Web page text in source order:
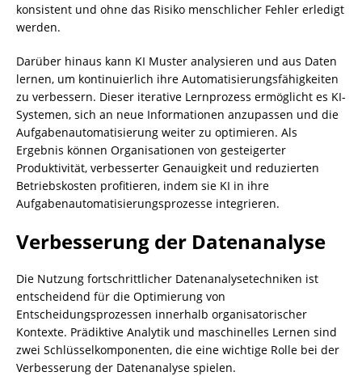
konsistent und ohne das Risiko menschlicher Fehler erledigt
werden.
Darüber hinaus kann KI Muster analysieren und aus Daten
lernen, um kontinuierlich ihre Automatisierungsfähigkeiten
zu verbessern. Dieser iterative Lernprozess ermöglicht es KI-
Systemen, sich an neue Informationen anzupassen und die
Aufgabenautomatisierung weiter zu optimieren. Als
Ergebnis können Organisationen von gesteigerter
Produktivität, verbesserter Genauigkeit und reduzierten
Betriebskosten profitieren, indem sie KI in ihre
Aufgabenautomatisierungsprozesse integrieren.
Verbesserung der Datenanalyse
Die Nutzung fortschrittlicher Datenanalysetechniken ist
entscheidend für die Optimierung von
Entscheidungsprozessen innerhalb organisatorischer
Kontexte. Prädiktive Analytik und maschinelles Lernen sind
zwei Schlüsselkomponenten, die eine wichtige Rolle bei der
Verbesserung der Datenanalyse spielen.